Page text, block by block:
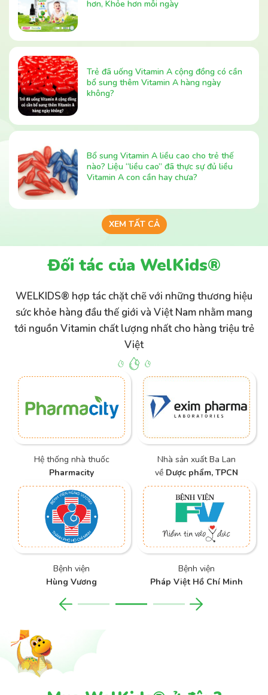
hơn, Khỏe hơn mỗi ngày
Trẻ đã uống Vitamin A cộng đồng có cần
bổ sung thêm Vitamin A hàng ngày
không?
Bổ sung Vitamin A liều cao cho trẻ thế
nào? Liệu “liều cao” đã thực sự đủ liều
Vitamin A con cần hay chưa?
XEM TẤT CẢ
Đối tác của WelKids®
WELKIDS® hợp tác chặt chẽ với những thương hiệu
sức khỏe hàng đầu thế giới và Việt Nam nhằm mang
tới nguồn Vitamin chất lượng nhất cho hàng triệu trẻ
Việt
Hệ thống nhà thuốc
Pharmacity
Bệnh viện
Hùng Vương
Nhà sản xuất Ba Lan
về Dược phẩm, TPCN
Bệnh viện
Pháp Việt Hồ Chí Minh